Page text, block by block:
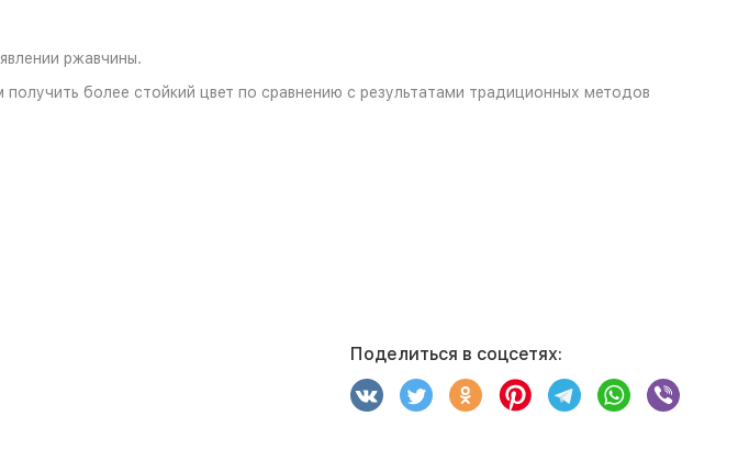
ржавчины.
более стойкий цвет по сравнению с результатами традиционных методов
Поделиться в соцсетях: